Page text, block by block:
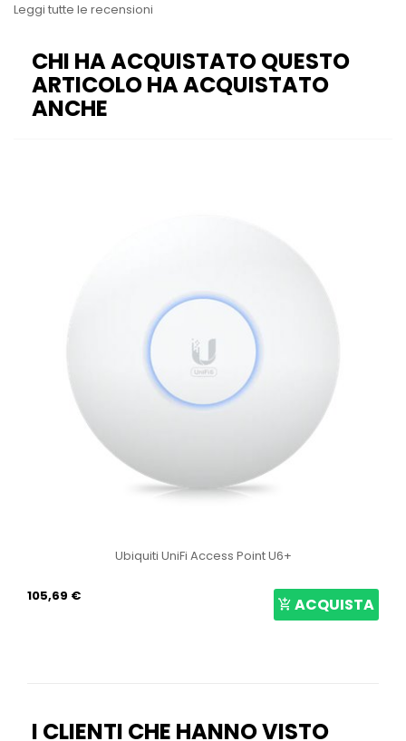
Leggi tutte le recensioni
CHI HA ACQUISTATO QUESTO
ARTICOLO HA ACQUISTATO
ANCHE
Ubiquiti UniFi Access Point U6+
105,69 € ACQUISTA
I CLIENTI CHE HANNO VISTO